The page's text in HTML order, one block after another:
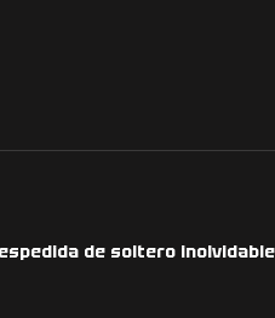
de soltero inolvidable